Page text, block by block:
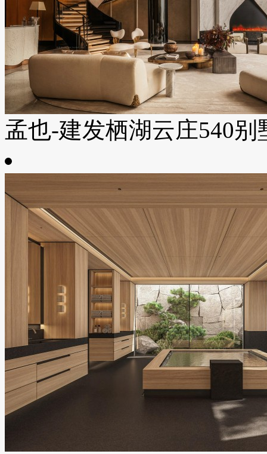
孟也-建发栖湖云庄540别